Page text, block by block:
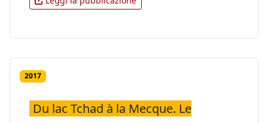
2017
Du lac Tchad à la Mecque. Le